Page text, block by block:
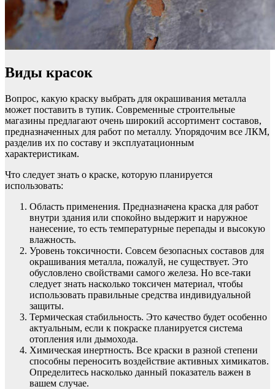
Виды красок
Вопрос, какую краску выбрать для окрашивания металла
может поставить в тупик. Современные строительные
магазины предлагают очень широкий ассортимент составов,
предназначенных для работ по металлу. Упорядочим все ЛКМ,
разделив их по составу и эксплуатационным
характеристикам.
Что следует знать о краске, которую планируется
использовать:
Область применения. Предназначена краска для работ
внутри здания или спокойно выдержит и наружное
нанесение, то есть температурные перепады и высокую
влажность.
Уровень токсичности. Совсем безопасных составов для
окрашивания металла, пожалуй, не существует. Это
обусловлено свойствами самого железа. Но все-таки
следует знать насколько токсичен материал, чтобы
использовать правильные средства индивидуальной
защиты.
Термическая стабильность. Это качество будет особенно
актуальным, если к покраске планируется система
отопления или дымохода.
Химическая инертность. Все краски в разной степени
способны переносить воздействие активных химикатов.
Определитесь насколько данный показатель важен в
вашем случае.